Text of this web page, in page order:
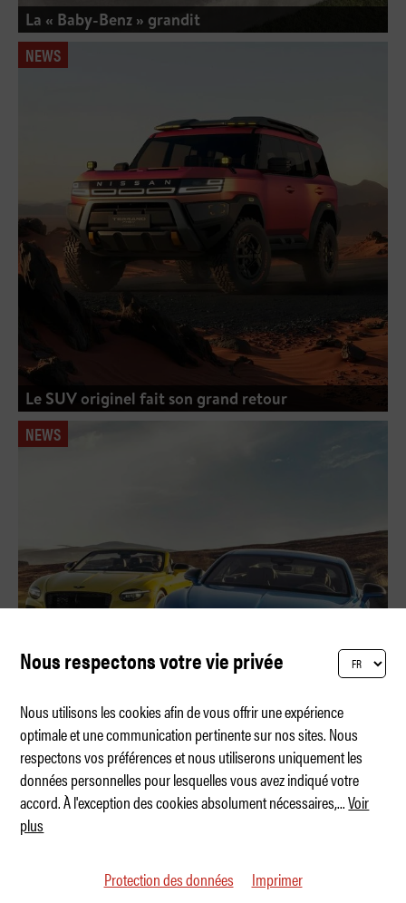
La « Baby-Benz » grandit
NEWS
Le SUV originel fait son grand retour
NEWS
No Limits sur le circuit du TT
Nous respectons votre vie privée
Nous utilisons les cookies afin de vous offrir une expérience
optimale et une communication pertinente sur nos sites. Nous
respectons vos préférences et nous utiliserons uniquement les
données personnelles pour lesquelles vous avez indiqué votre
accord. À l'exception des cookies absolument nécessaires,...Voir
plus
Protection des données Imprimer